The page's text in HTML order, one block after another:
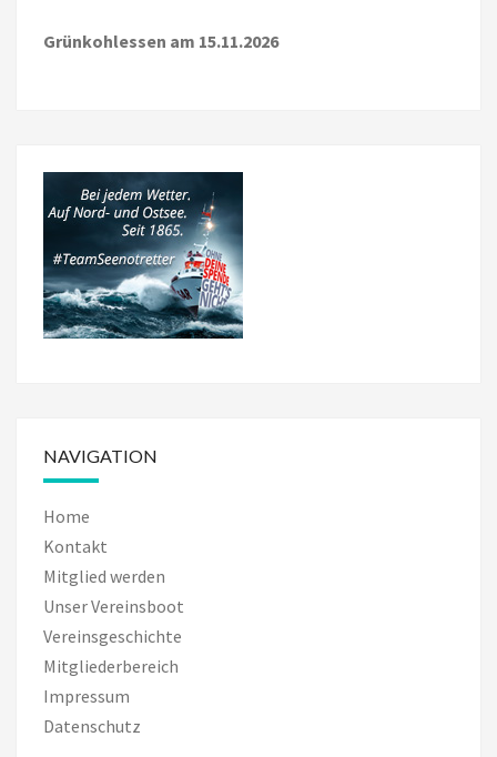
Grünkohlessen am 15.11.2026
NAVIGATION
Home
Kontakt
Mitglied werden
Unser Vereinsboot
Vereinsgeschichte
Mitgliederbereich
Impressum
Datenschutz